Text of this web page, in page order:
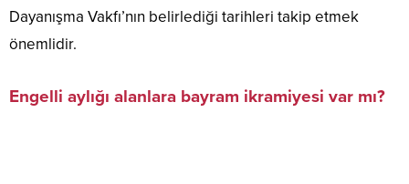
Dayanışma Vakfı’nın belirlediği tarihleri takip etmek
önemlidir.
Engelli aylığı alanlara bayram ikramiyesi var mı?